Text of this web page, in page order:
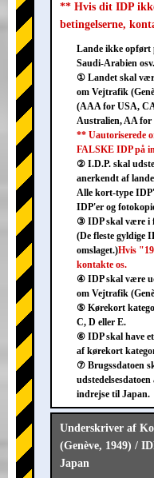
** Hvis dit IDP
betingelserne,
Lande ikke opført
Saudi-Arabien
① Landet skal
om Vejtrafik
(AAA for USA,
Australien, AA
** Uautoriserede
FALSKE IDP på
② I.D.P. skal
anerkendt af
Alle kort-type
IDP'er og
③ IDP skal være i
(De fleste gyldige
omslaget.)Hvis
kontakte os.
④ IDP skal være
om Vejtrafik
⑤ Kørekort
C, D eller E.
⑥ IDP skal have
af kørekort
⑦ Brugssdatoen
indrejse til Japan.
Underskriver af
(Genève, 1949) /
Japan